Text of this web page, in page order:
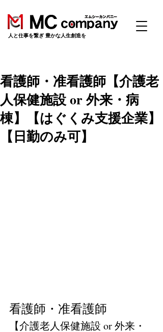
​人と仕事を繋ぎ 豊かな人生創造を
看護師・准看護師【介護老
人保健施設 or 外来・病
棟】【はぐくみ支援企業】
【日勤のみ可】
看護師・准看護師
【介護老人保健施設 or 外来・